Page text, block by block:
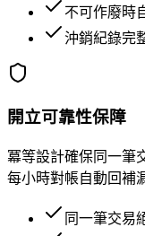
不可作廢時
沖銷紀錄完
開立可靠性保障
冪等設計確保同一筆
每小時對帳自動回補
同一筆交易